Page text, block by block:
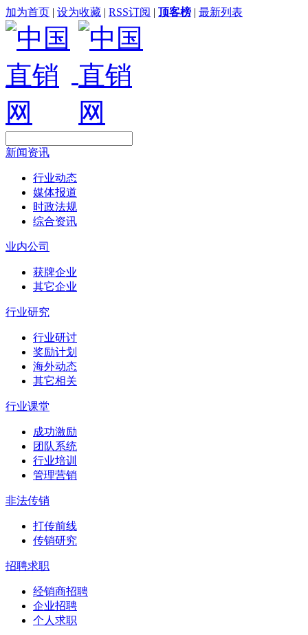
加为首页 | 设为收藏 | RSS订阅 | 顶客榜 | 最新列表
新闻资讯
行业动态
媒体报道
时政法规
综合资讯
业内公司
获牌企业
其它企业
行业研究
行业研讨
奖励计划
海外动态
其它相关
行业课堂
成功激励
团队系统
行业培训
管理营销
非法传销
打传前线
传销研究
招聘求职
经销商招聘
企业招聘
个人求职